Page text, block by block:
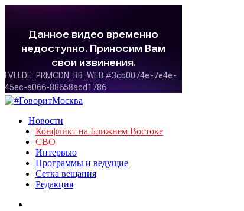
Новости
Конфликт на Ближнем Востоке
СВО
Интервью
Программы и ведущие
Сетка вещания
Редакция